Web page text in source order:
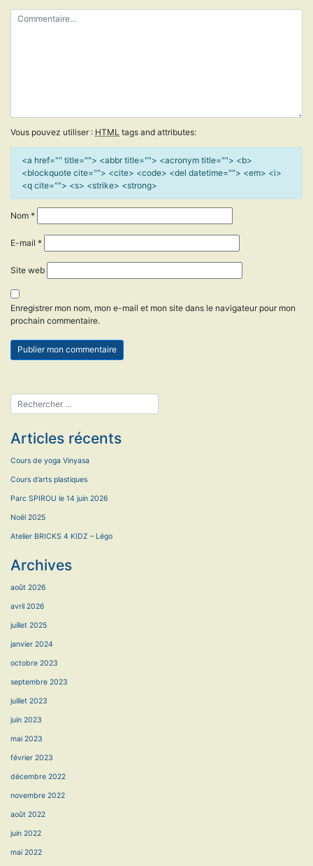
Vous pouvez utiliser : HTML tags and attributes:
<a href="" title=""> <abbr title=""> <acronym title=""> <b>
<blockquote cite=""> <cite> <code> <del datetime=""> <em> <i>
<q cite=""> <s> <strike> <strong>
Nom *
E-mail *
Site web
Enregistrer mon nom, mon e-mail et mon site dans le navigateur pour mon
prochain commentaire.
Articles récents
Cours de yoga Vinyasa
Cours d’arts plastiques
Parc SPIROU le 14 juin 2026
Noël 2025
Atelier BRICKS 4 KIDZ – Légo
Archives
août 2026
avril 2026
juillet 2025
janvier 2024
octobre 2023
septembre 2023
juillet 2023
juin 2023
mai 2023
février 2023
décembre 2022
novembre 2022
août 2022
juin 2022
mai 2022